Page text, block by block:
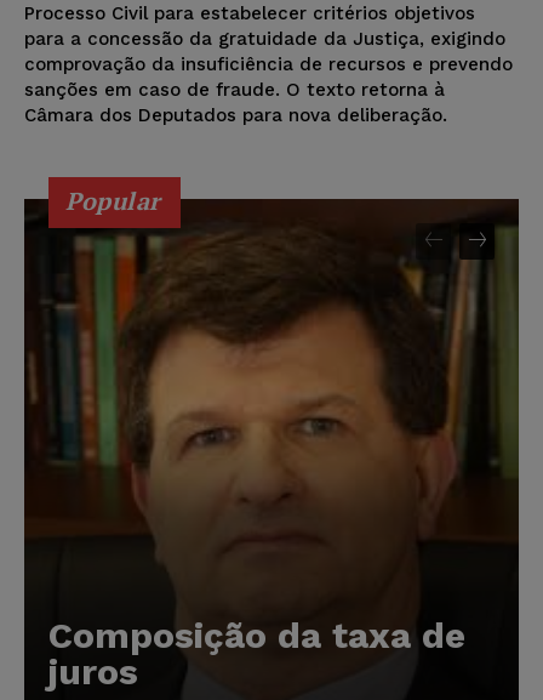
Processo Civil para estabelecer critérios objetivos
para a concessão da gratuidade da Justiça, exigindo
comprovação da insuficiência de recursos e prevendo
sanções em caso de fraude. O texto retorna à
Câmara dos Deputados para nova deliberação.
Popular
Composição da taxa de
juros